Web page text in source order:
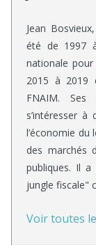
Jean
été de 1997
nationale pour
2015 à 2019
FNAIM.
s’intéresser
l’économie
des marchés
publiques. Il
jungle fiscale"
Voir toutes